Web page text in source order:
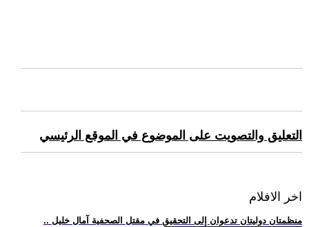
التعليق والتصويت على الموضوع في الموقع الرئيسي
اخر الافلام
.. منظمتان دوليتان تدعوان إلى التحقيق في مقتل الصحفية آمال خليل